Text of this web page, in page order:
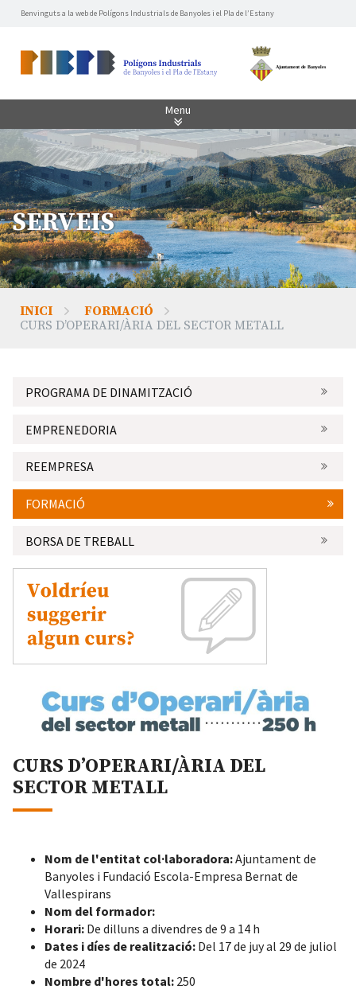
Benvinguts a la web de Polígons Industrials de Banyoles i el Pla de l’Estany
Menu
SERVEIS
INICI
FORMACIÓ
CURS D’OPERARI/ÀRIA DEL SECTOR METALL
PROGRAMA DE DINAMITZACIÓ
EMPRENEDORIA
REEMPRESA
FORMACIÓ
BORSA DE TREBALL
CURS D’OPERARI/ÀRIA DEL
SECTOR METALL
Nom de l'entitat col·laboradora:Ajuntament de
Banyoles i Fundació Escola-Empresa Bernat de
Vallespirans
Nom del formador:
Horari: De dilluns a divendres de 9 a 14 h
Dates i díes de realització: Del 17 de juy al 29 de juliol
de 2024
Nombre d'hores total: 250